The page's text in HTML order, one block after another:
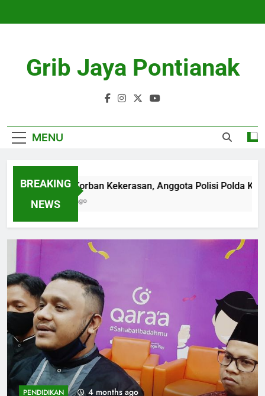
Grib Jaya Pontianak
MENU
BREAKING
NEWS
Diduga Korban Kekerasan, Anggota Polisi Polda Kepri
4 Months Ago
INVESTIGASI 4 months ago